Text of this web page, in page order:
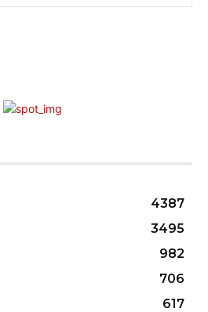
4387
3495
982
706
617